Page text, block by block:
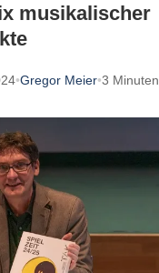
musikalischer
•Gregor Meier•3 Minuten